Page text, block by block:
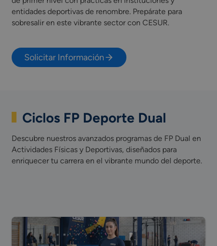
entidades deportivas de renombre. Prepárate para
sobresalir en este vibrante sector con CESUR.
Solicitar Información
Ciclos FP Deporte Dual
Descubre nuestros avanzados programas de FP Dual en
Actividades Físicas y Deportivas, diseñados para
enriquecer tu carrera en el vibrante mundo del deporte.